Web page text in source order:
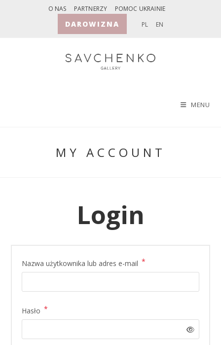
O NAS PARTNERZY POMOC UKRAINIE
DAROWIZNA PL EN
MENU
MY ACCOUNT
Login
Nazwa użytkownika lub adres e-mail *
Hasło *